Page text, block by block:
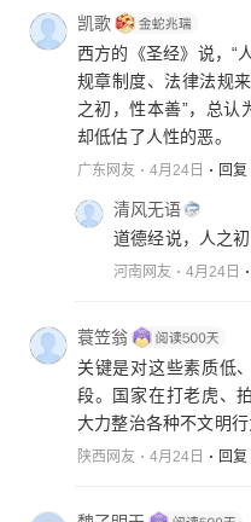
凯歌
西方的《圣经》说，“
规章制度、法律法规
之初，性本善”，总认
却低估了人性的恶。
广东网友 4月24日 回复
清风无语
道德经说，人之
河南网友 4月24日
蓑笠翁
关键是对这些素质低
段。国家在打老虎、
大力整治各种不文明行
陕西网友 4月24日 回复